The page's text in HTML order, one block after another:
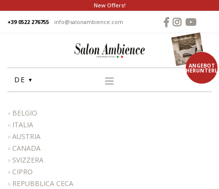
New Offers!
+39 0522 276755 info@salonambience.com
ANGEBOT
FIRMA
GRUPPE
PRODUKTE
WASCHANLAGE
STUHLE
DE
BELGIO
ITALIA
AUSTRIA
CANADA
SVIZZERA
CIPRO
REPUBBLICA CECA